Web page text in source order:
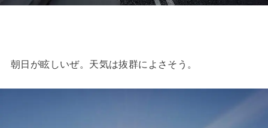
朝日が眩しいぜ。天気は抜群によさそう。